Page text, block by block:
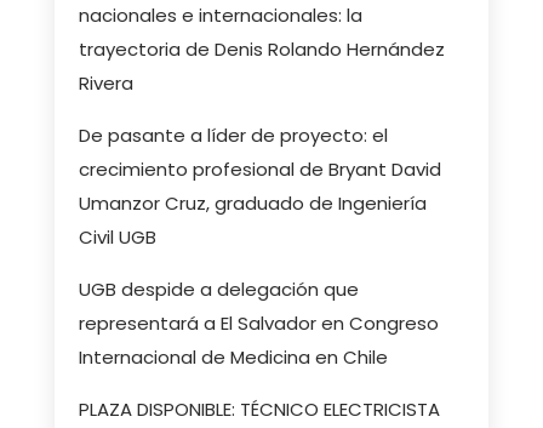
nacionales e internacionales: la
trayectoria de Denis Rolando Hernández
Rivera
De pasante a líder de proyecto: el
crecimiento profesional de Bryant David
Umanzor Cruz, graduado de Ingeniería
Civil UGB
UGB despide a delegación que
representará a El Salvador en Congreso
Internacional de Medicina en Chile
PLAZA DISPONIBLE: TÉCNICO ELECTRICISTA